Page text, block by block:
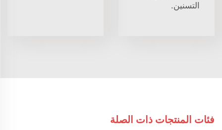
التسنين.
فئات المنتجات ذات الصلة